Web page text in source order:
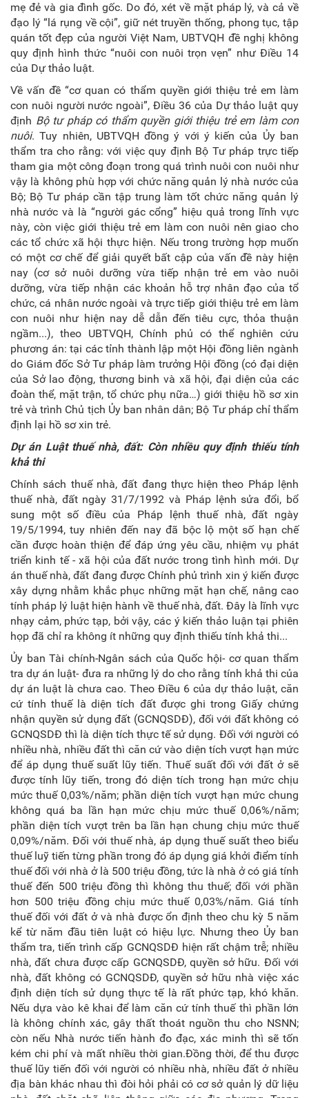
mẹ đẻ và gia đình gốc. Do đó, xét về mặt pháp lý, và cả về
đạo lý “lá rụng về cội”, giữ nét truyền thống, phong tục, tập
quán tốt đẹp của người Việt Nam, UBTVQH đề nghị không
quy định hình thức “nuôi con nuôi trọn vẹn” như Điều 14
của Dự thảo luật.
Về vấn đề “cơ quan có thẩm quyền giới thiệu trẻ em làm
con nuôi người nước ngoài”, Điều 36 của Dự thảo luật quy
định Bộ tư pháp có thẩm quyền giới thiệu trẻ em làm con
nuôi. Tuy nhiên, UBTVQH đồng ý với ý kiến của Ủy ban
thẩm tra cho rằng: với việc quy định Bộ Tư pháp trực tiếp
tham gia một công đoạn trong quá trình nuôi con nuôi như
vậy là không phù hợp với chức năng quản lý nhà nước của
Bộ; Bộ Tư pháp cần tập trung làm tốt chức năng quản lý
nhà nước và là “người gác cổng” hiệu quả trong lĩnh vực
này, còn việc giới thiệu trẻ em làm con nuôi nên giao cho
các tổ chức xã hội thực hiện. Nếu trong trường hợp muốn
có một cơ chế để giải quyết bất cập của vấn đề này hiện
nay (cơ sở nuôi dưỡng vừa tiếp nhận trẻ em vào nuôi
dưỡng, vừa tiếp nhận các khoản hỗ trợ nhân đạo của tổ
chức, cá nhân nước ngoài và trực tiếp giới thiệu trẻ em làm
con nuôi như hiện nay dễ dẫn đến tiêu cực, thỏa thuận
ngầm...), theo UBTVQH, Chính phủ có thể nghiên cứu
phương án: tại các tỉnh thành lập một Hội đồng liên ngành
do Giám đốc Sở Tư pháp làm trưởng Hội đồng (có đại diện
của Sở lao động, thương binh và xã hội, đại diện của các
đoàn thể, mặt trận, tổ chức phụ nữa…) giới thiệu hồ sơ xin
trẻ và trình Chủ tịch Ủy ban nhân dân; Bộ Tư pháp chỉ thẩm
định lại hồ sơ xin trẻ.
Dự án Luật thuế nhà, đất: Còn nhiều quy định thiếu tính
khả thi
Chính sách thuế nhà, đất đang thực hiện theo Pháp lệnh
thuế nhà, đất ngày 31/7/1992 và Pháp lệnh sửa đổi, bổ
sung một số điều của Pháp lệnh thuế nhà, đất ngày
19/5/1994, tuy nhiên đến nay đã bộc lộ một số hạn chế
cần được hoàn thiện để đáp ứng yêu cầu, nhiệm vụ phát
triển kinh tế - xã hội của đất nước trong tình hình mới. Dự
án thuế nhà, đất đang được Chính phủ trình xin ý kiến được
xây dựng nhằm khắc phục những mặt hạn chế, nâng cao
tính pháp lý luật hiện hành về thuế nhà, đất. Đây là lĩnh vực
nhạy cảm, phức tạp, bởi vậy, các ý kiến thảo luận tại phiên
họp đã chỉ ra không ít những quy định thiếu tính khả thi...
Ủy ban Tài chính-Ngân sách của Quốc hội- cơ quan thẩm
tra dự án luật- đưa ra những lý do cho rằng tính khả thi của
dự án luật là chưa cao. Theo Điều 6 của dự thảo luật, căn
cứ tính thuế là diện tích đất được ghi trong Giấy chứng
nhận quyền sử dụng đất (GCNQSDĐ), đối với đất không có
GCNQSDĐ thì là diện tích thực tế sử dụng. Đối với người có
nhiều nhà, nhiều đất thì căn cứ vào diện tích vượt hạn mức
để áp dụng thuế suất lũy tiến. Thuế suất đối với đất ở sẽ
được tính lũy tiến, trong đó diện tích trong hạn mức chịu
mức thuế 0,03%/năm; phần diện tích vượt hạn mức chung
không quá ba lần hạn mức chịu mức thuế 0,06%/năm;
phần diện tích vượt trên ba lần hạn chung chịu mức thuế
0,09%/năm. Ðối với thuế nhà, áp dụng thuế suất theo biểu
thuế luỹ tiến từng phần trong đó áp dụng giá khởi điểm tính
thuế đối với nhà ở là 500 triệu đồng, tức là nhà ở có giá tính
thuế đến 500 triệu đồng thì không thu thuế; đối với phần
hơn 500 triệu đồng chịu mức thuế 0,03%/năm. Giá tính
thuế đối với đất ở và nhà được ổn định theo chu kỳ 5 năm
kể từ năm đầu tiên luật có hiệu lực. Nhưng theo Ủy ban
thẩm tra, tiến trình cấp GCNQSDĐ hiện rất chậm trễ; nhiều
nhà, đất chưa được cấp GCNQSDĐ, quyền sở hữu. Đối với
nhà, đất không có GCNQSDĐ, quyền sở hữu nhà việc xác
định diện tích sử dụng thực tế là rất phức tạp, khó khăn.
Nếu dựa vào kê khai để làm căn cứ tính thuế thì phần lớn
là không chính xác, gây thất thoát nguồn thu cho NSNN;
còn nếu Nhà nước tiến hành đo đạc, xác minh thì sẽ tốn
kém chi phí và mất nhiều thời gian.Đồng thời, để thu được
thuế lũy tiến đối với người có nhiều nhà, nhiều đất ở nhiều
địa bàn khác nhau thì đòi hỏi phải có cơ sở quản lý dữ liệu